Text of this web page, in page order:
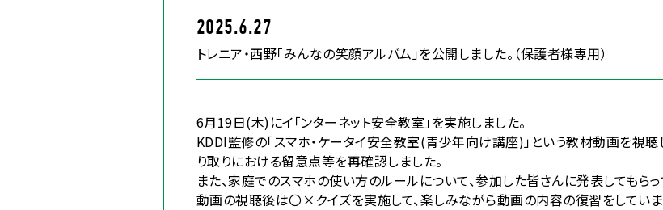
2025.6.27
トレニア・西野「みんなの笑顔アルバム」を公開しました。（保護者様専用）
6月19日(木)にイ「ンターネット安全教室」を実施しました。
KDDI監修の「スマホ・ケータイ安全教室(青少年向け講座)」という教材動画を視聴
り取りにおける留意点等を再確認しました。
また、家庭でのスマホの使い方のルールについて、参加した皆さんに発表してもらっ
動画の視聴後は〇×クイズを実施して、楽しみながら動画の内容の復習をしていま